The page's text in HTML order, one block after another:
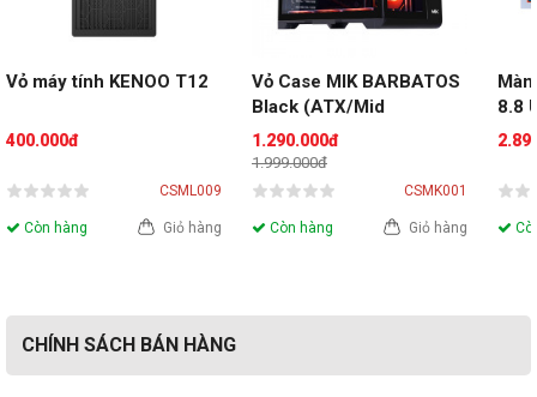
Vỏ máy tính KENOO T12
400.000đ
CSML009
Còn hàng Giỏ hàng
Vỏ Case MIK BARBATOS
Black (ATX/Mid
Tower/Màu Đen)
1.290.000đ
1.999.000đ
CSMK001
Còn hàng Giỏ hàng
8.8
CHÍNH SÁCH BÁN HÀNG